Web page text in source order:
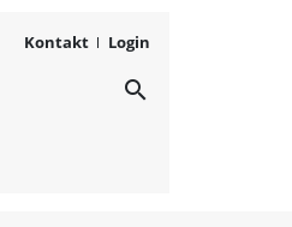
Kontakt Login
search